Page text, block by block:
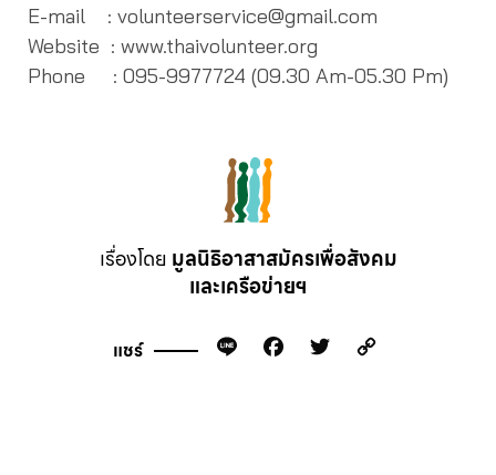
E-mail : volunteerservice@gmail.com
Website : www.thaivolunteer.org
Phone : 095-9977724 (09.30 Am-05.30 Pm)
เรื่องโดย มูลนิธิอาสาสมัครเพื่อสังคม
และเครือข่ายฯ
แชร์ Line Facebook
Twitter